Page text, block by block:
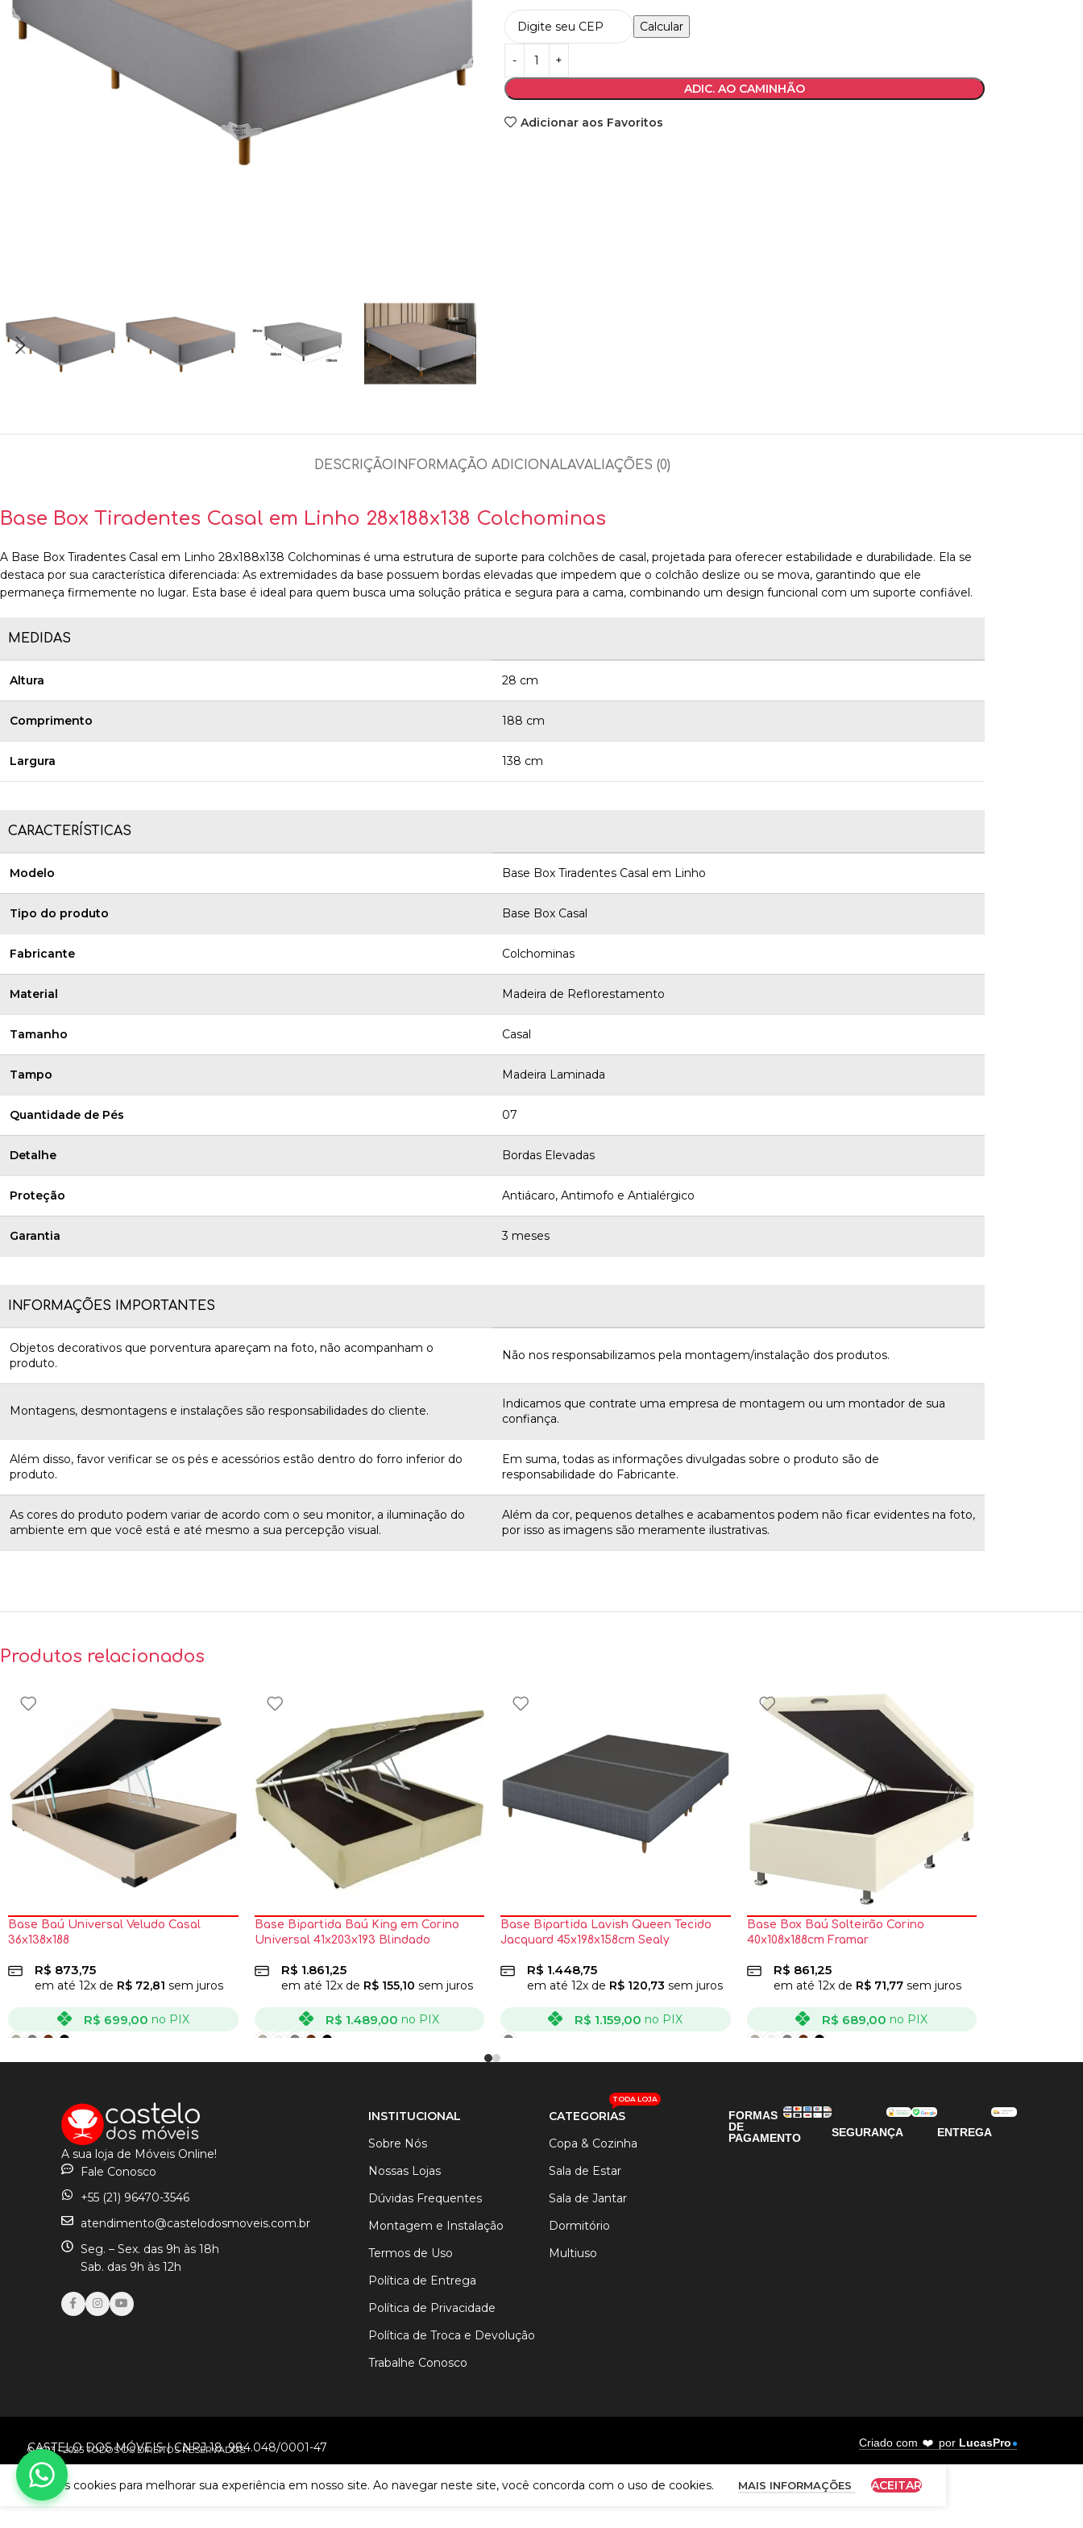
Calcular
ADIC. AO CAMINHÃO
Adicionar aos Favoritos
DESCRIÇÃO INFORMAÇÃO ADICIONALAVALIAÇÕES (0)
Base Box Tiradentes Casal em Linho 28x188x138 Colchominas
A Base Box Tiradentes Casal em Linho 28x188x138 Colchominas é uma estrutura de suporte para colchões de casal, projetada para oferecer estabilidade e durabilidade. Ela se
destaca por sua característica diferenciada: As extremidades da base possuem bordas elevadas que impedem que o colchão deslize ou se mova, garantindo que ele
permaneça firmemente no lugar. Esta base é ideal para quem busca uma solução prática e segura para a cama, combinando um design funcional com um suporte confiável.
MEDIDAS
Altura 28 cm
Comprimento 188 cm
Largura 138 cm
CARACTERÍSTICAS
Modelo Base Box Tiradentes Casal em Linho
Tipo do produto Base Box Casal
Fabricante Colchominas
Material Madeira de Reflorestamento
Tamanho Casal
Tampo Madeira Laminada
Quantidade de Pés 07
Detalhe Bordas Elevadas
Proteção Antiácaro, Antimofo e Antialérgico
Garantia 3 meses
INFORMAÇÕES IMPORTANTES
Objetos decorativos que porventura apareçam na foto, não acompanham o
produto.
Não nos responsabilizamos pela montagem/instalação dos produtos.
Montagens, desmontagens e instalações são responsabilidades do cliente.
Indicamos que contrate uma empresa de montagem ou um montador de sua
confiança.
Além disso, favor verificar se os pés e acessórios estão dentro do forro inferior do
produto.
Em suma, todas as informações divulgadas sobre o produto são de
responsabilidade do Fabricante.
As cores do produto podem variar de acordo com o seu monitor, a iluminação do
ambiente em que você está e até mesmo a sua percepção visual.
Além da cor, pequenos detalhes e acabamentos podem não ficar evidentes na foto,
por isso as imagens são meramente ilustrativas.
Produtos relacionados
Base Baú Universal Veludo Casal
36x138x188
R$ 873,75
em até 12x de R$ 72,81 sem juros
R$ 699,00 no PIX
VER OPÇÕES
Base Bipartida Baú King em Corino
Universal 41x203x193 Blindado
R$ 1.861,25
em até 12x de R$155,10 sem juros
R$ 1.489,00 no PIX
VER OPÇÕES
Base Bipartida Lavish Queen Tecido
Jacquard 45x198x158cm Sealy
R$ 1.448,75
em até 12x de R$ 120,73 sem juros
R$ 1.159,00 no PIX
VER OPÇÕES
Base Box Baú Solteirão Corino
40x108x188cm Framar
R$ 861,25
em até 12x de R$71,77sem juros
R$ 689,00 no PIX
VER OPÇÕES
A sua loja de Móveis Online!
Fale Conosco
+55 (21) 96470-3546
atendimento@castelodosmoveis.com.br
Seg. – Sex. das 9h às 18h
Sab. das 9h às 12h
INSTITUCIONAL
Sobre Nós
Nossas Lojas
Dúvidas Frequentes
Montagem e Instalação
Termos de Uso
Política de Entrega
Política de Privacidade
Política de Troca e Devolução
Trabalhe Conosco
CATEGORIAS
TODA LOJA
Copa & Cozinha
Sala de Estar
Sala de Jantar
Dormitório
Multiuso
FORMAS
DE
PAGAMENTO
SEGURANÇA ENTREGA
CASTELO DOS MÓVEIS | CNPJ 18. 984.048/0001-47
© 2013 - 2025 TODOS OS DIREITOS RESERVADOS.
Criado com ❤️ por LucasPro
Usamos cookies para melhorar sua experiência em nosso site. Ao navegar neste site, você concorda com o uso de cookies. MAIS INFORMAÇÕES ACEITAR